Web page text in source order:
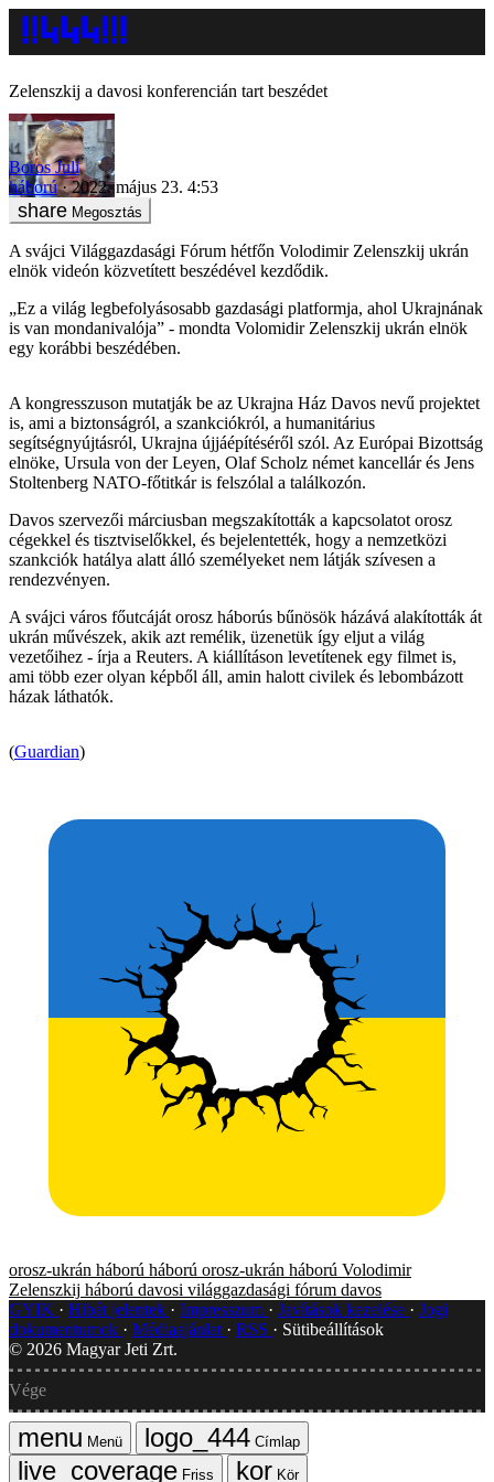
Zelenszkij a davosi konferencián tart beszédet
Boros Juli
háború
2022. május 23. 4:53
Megosztás
A svájci Világgazdasági Fórum hétfőn Volodimir Zelenszkij ukrán
elnök videón közvetített beszédével kezdődik.
„Ez a világ legbefolyásosabb gazdasági platformja, ahol Ukrajnának
is van mondanivalója” - mondta Volomidir Zelenszkij ukrán elnök
egy korábbi beszédében.
A kongresszuson mutatják be az Ukrajna Ház Davos nevű projektet
is, ami a biztonságról, a szankciókról, a humanitárius
segítségnyújtásról, Ukrajna újjáépítéséről szól. Az Európai Bizottság
elnöke, Ursula von der Leyen, Olaf Scholz német kancellár és Jens
Stoltenberg NATO-főtitkár is felszólal a találkozón.
Davos szervezői márciusban megszakították a kapcsolatot orosz
cégekkel és tisztviselőkkel, és bejelentették, hogy a nemzetközi
szankciók hatálya alatt álló személyeket nem látják szívesen a
rendezvényen.
A svájci város főutcáját orosz háborús bűnösök házává alakították át
ukrán művészek, akik azt remélik, üzenetük így eljut a világ
vezetőihez - írja a Reuters. A kiállításon levetítenek egy filmet is,
ami több ezer olyan képből áll, amin halott civilek és lebombázott
házak láthatók.
(Guardian)
orosz-ukrán háború háború orosz-ukrán háború Volodimir
Zelenszkij háború davosi világgazdasági fórum davos
GYIK
Hibát jelentek Impresszum Javítások kezelése
Jogi
dokumentumok
Médiaajánlat RSS
Sütibeállítások
© 2026 Magyar Jeti Zrt.
Vége
Menü
Címlap
Friss
Kör